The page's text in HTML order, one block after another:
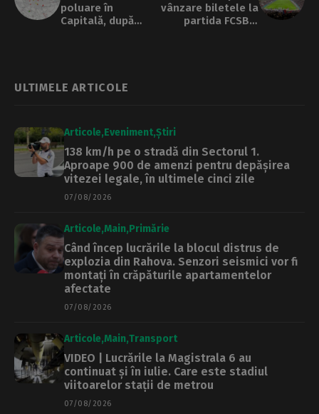
poluare în
Capitală, după
vânzare biletele la
partida FCSB –
ULTIMELE ARTICOLE
Articole Eveniment Știri
138 km/h pe o stradă din Sectorul 1.
Aproape 900 de amenzi pentru depășirea
vitezei legale, în ultimele cinci zile
07/08/2026
Articole Main Primărie
Când încep lucrările la blocul distrus de
explozia din Rahova. Senzori seismici vor fi
montați în crăpăturile apartamentelor
afectate
07/08/2026
Articole Main Transport
VIDEO | Lucrările la Magistrala 6 au
continuat și în iulie. Care este stadiul
viitoarelor stații de metrou
07/08/2026